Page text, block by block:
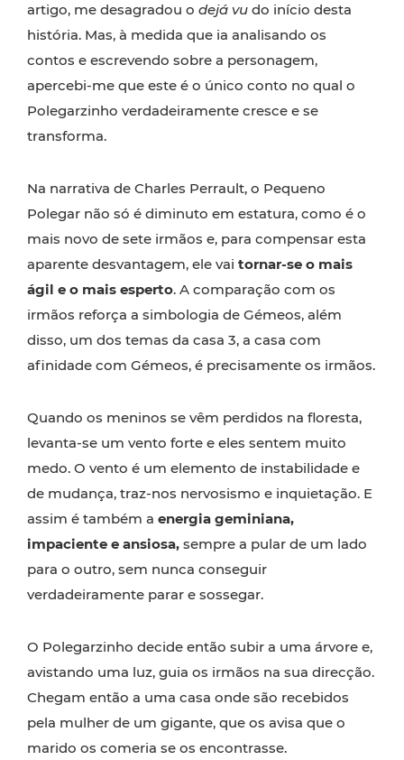
artigo, me desagradou o dejá vu do início desta
história. Mas, à medida que ia analisando os
contos e escrevendo sobre a personagem,
apercebi-me que este é o único conto no qual o
Polegarzinho verdadeiramente cresce e se
transforma.
Na narrativa de Charles Perrault, o Pequeno
Polegar não só é diminuto em estatura, como é o
mais novo de sete irmãos e, para compensar esta
aparente desvantagem, ele vai tornar-se o mais
ágil e o mais esperto. A comparação com os
irmãos reforça a simbologia de Gémeos, além
disso, um dos temas da casa 3, a casa com
afinidade com Gémeos, é precisamente os irmãos.
Quando os meninos se vêm perdidos na floresta,
levanta-se um vento forte e eles sentem muito
medo. O vento é um elemento de instabilidade e
de mudança, traz-nos nervosismo e inquietação. E
assim é também a energia geminiana,
impaciente e ansiosa, sempre a pular de um lado
para o outro, sem nunca conseguir
verdadeiramente parar e sossegar.
O Polegarzinho decide então subir a uma árvore e,
avistando uma luz, guia os irmãos na sua direcção.
Chegam então a uma casa onde são recebidos
pela mulher de um gigante, que os avisa que o
marido os comeria se os encontrasse.